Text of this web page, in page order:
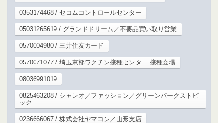
0353174468 / セコムコントロールセンター
05031265619 / グランドドリーム／不要品買い取り営業
0570004980 / 三井住友カード
0570071077 / 埼玉東部ワクチン接種センター 接種会場
08036991019
0825463208 / シャレオ／ファッション／グリーンパークストピ
ック
0236666067 / 株式会社ヤマコン／山形支店